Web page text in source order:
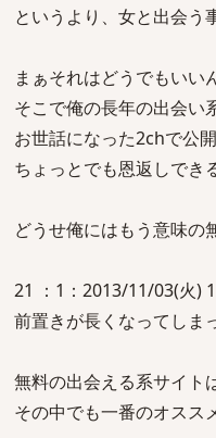
というより、女と出会う
まぁそれはどうでもいい
そこで俺の長年の出会い
お世話になった2chで公開
ちょっとでも恩返しでき
どうせ俺にはもう意味の
21 ：1：2013/11/03(火)
前置きが長くなってしま
無料の出会える系サイト
その中でも一番のオスス